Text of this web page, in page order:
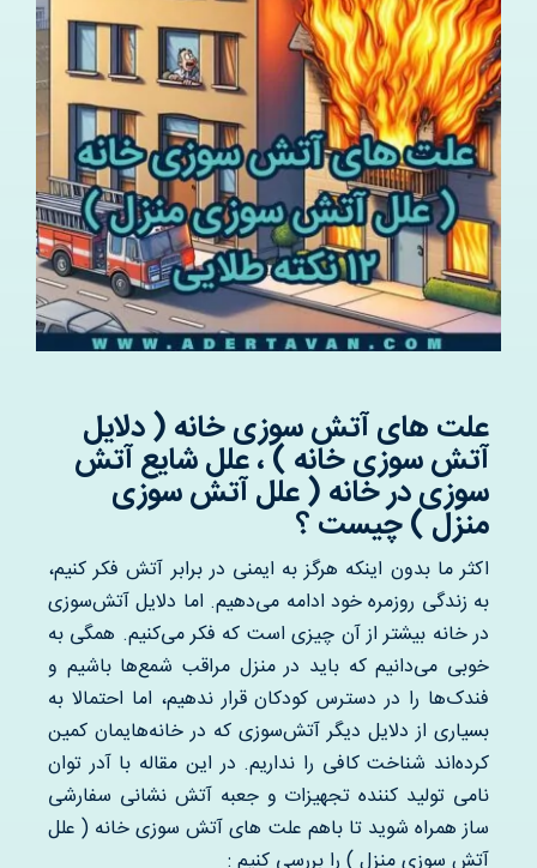
درباره ما
سوالات متداول
تماس با ما
آدرفان
علت های آتش سوزی خانه ( دلایل
آتش سوزی خانه ) ، علل شایع آتش
سوزی در خانه ( علل آتش سوزی
منزل ) چیست ؟
اکثر ما بدون اینکه هرگز به ایمنی در برابر آتش فکر کنیم،
به زندگی روزمره خود ادامه می‌دهیم. اما دلایل آتش‌سوزی
در خانه بیشتر از آن چیزی است که فکر می‌کنیم. همگی به
خوبی می‌دانیم که باید در منزل مراقب شمع‌ها باشیم و
فندک‌ها را در دسترس کودکان قرار ندهیم، اما احتمالا به
بسیاری از دلایل دیگر آتش‌سوزی که در خانه‌هایمان کمین
کرده‌اند شناخت کافی را نداریم. در این مقاله با آدر توان
نامی تولید کننده تجهیزات و جعبه آتش نشانی سفارشی
ساز همراه شوید تا باهم علت های آتش سوزی خانه ( علل
آتش سوزی منزل ) را بررسی کنیم :